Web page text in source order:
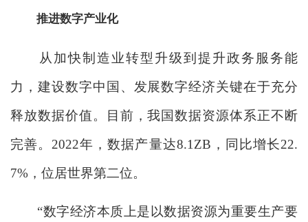
推进数字产业化
从加快制造业转型升级到提升政务服务能
力，建设数字中国、发展数字经济关键在于充分
释放数据价值。目前，我国数据资源体系正不断
完善。2022年，数据产量达8.1ZB，同比增长22.
7%，位居世界第二位。
“数字经济本质上是以数据资源为重要生产要